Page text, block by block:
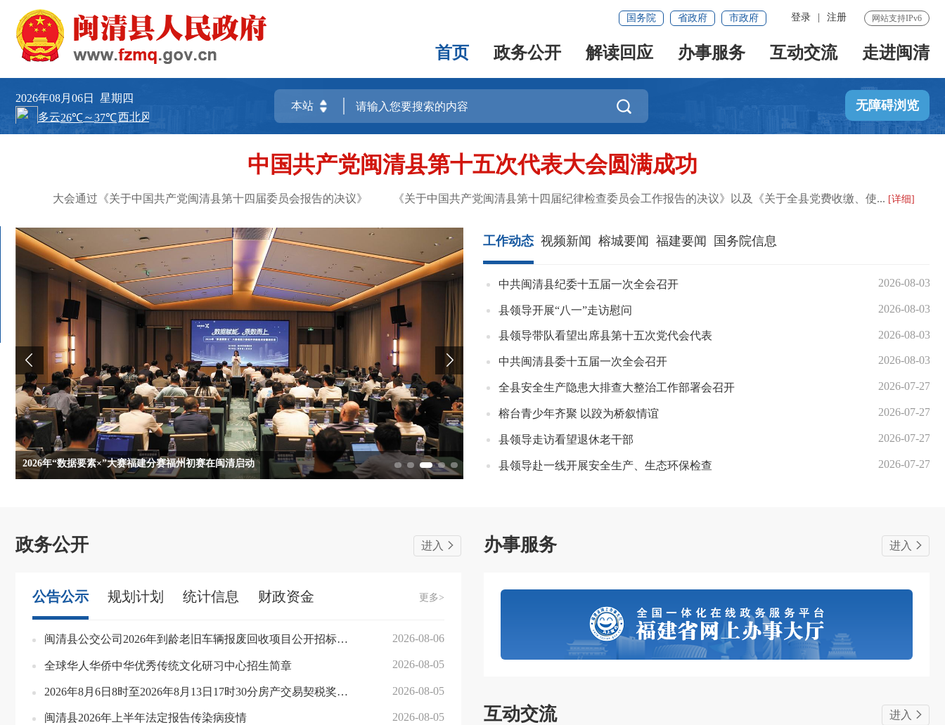
网站支持IPv6
登录 注册
国务院 省政府 市政府
首页 政务公开 解读回应 办事服务 互动交流 走进闽清
2026年08月06日 星期四  无障碍浏览
中国共产党闽清县第十五次代表大会圆满成功
大会通过《关于中国共产党闽清县第十四届委员会报告的决议》 《关于中国共产党闽清县第十四届纪律检查委员会工作报告的决议》以及《关于全县党费收缴、使... [详细]
2026年“数据要素×”大赛福建分赛福州初赛在闽清启动
工作动态 视频新闻 榕城要闻 福建要闻 国务院信息
中共闽清县纪委十五届一次全会召开 2026-08-03
县领导开展“八一”走访慰问 2026-08-03
县领导带队看望出席县第十五次党代会代表 2026-08-03
中共闽清县委十五届一次全会召开 2026-08-03
全县安全生产隐患大排查大整治工作部署会召开 2026-07-27
榕台青少年齐聚 以跤为桥叙情谊 2026-07-27
县领导走访看望退休老干部 2026-07-27
县领导赴一线开展安全生产、生态环保检查 2026-07-27
政务公开 进入
公告公示 规划计划 统计信息 财政资金 更多>
闽清县公交公司2026年到龄老旧车辆报废回收项目公开招标预公告 2026-08-06
全球华人华侨中华优秀传统文化研习中心招生简章 2026-08-05
2026年8月6日8时至2026年8月13日17时30分房产交易契税奖励补助公示花名册 2026-08-05
闽清县2026年上半年法定报告传染病疫情 2026-08-05
闽清县自然资源和规划局关于闽清县白金工业园区控制性详细规划——储能电站周边地块规划调整的公示 2026-06-26
闽清县2026年
办事服务 进入
互动交流 进入